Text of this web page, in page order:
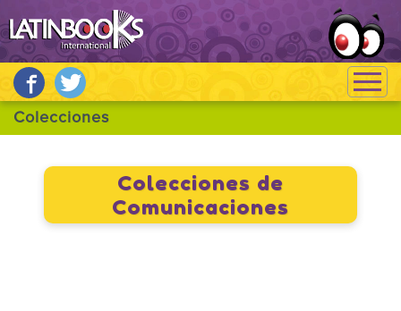
Colecciones de
Comunicaciones